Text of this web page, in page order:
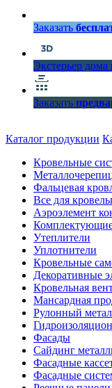
Заказать
Экстерьер дома
Заказать
Каталог продукции
Кровельные
Фальцевая
Все для
Аэроэлемент
Утеплители
Уплотнители
Кровельные
Декоративные
Кровельная
Мансардная
Рулонный
Фасады
Сайдинг
Фасадные
Фасадные